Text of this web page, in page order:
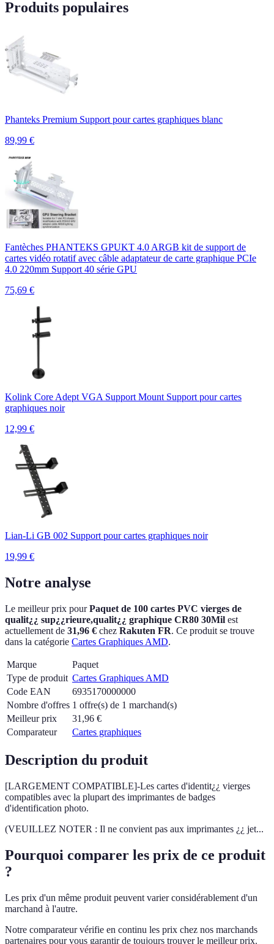
Produits populaires
Phanteks Premium Support pour cartes graphiques blanc
89,99 €
Fantèches PHANTEKS GPUKT 4.0 ARGB kit de support de
cartes vidéo rotatif avec câble adaptateur de carte graphique PCIe
4.0 220mm Support 40 série GPU
75,69 €
Kolink Core Adept VGA Support Mount Support pour cartes
graphiques noir
12,99 €
Lian-Li GB 002 Support pour cartes graphiques noir
19,99 €
Notre analyse
Le meilleur prix pourPaquet de 100 cartes PVC vierges de
qualit¿¿ sup¿¿rieure,qualit¿¿ graphique CR80 30Mil est
actuellement de 31,96 € chez Rakuten FR. Ce produit se trouve
dans la catégorie Cartes Graphiques AMD.
Marque
Paquet
Type de produit Cartes Graphiques AMD
Code EAN
6935170000000
Nombre d'offres 1 offre(s) de 1 marchand(s)
Meilleur prix
31,96 €
Comparateur
Cartes graphiques
Description du produit
[LARGEMENT COMPATIBLE]-Les cartes d'identit¿¿ vierges
compatibles avec la plupart des imprimantes de badges
d'identification photo.
(VEUILLEZ NOTER : Il ne convient pas aux imprimantes ¿¿ jet...
Pourquoi comparer les prix de ce produit
?
Les prix d'un même produit peuvent varier considérablement d'un
marchand à l'autre.
Notre comparateur vérifie en continu les prix chez nos marchands
partenaires pour vous garantir de toujours trouver le meilleur prix.